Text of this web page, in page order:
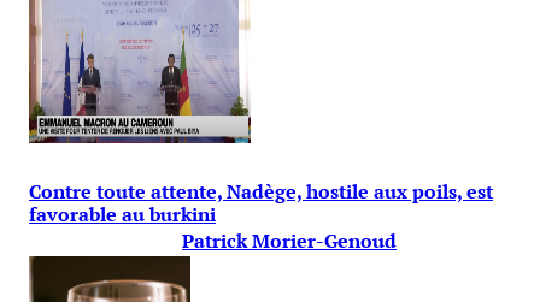
Contre toute attente, Nadège, hostile aux poils, est
favorable au burkini
Patrick Morier-Genoud